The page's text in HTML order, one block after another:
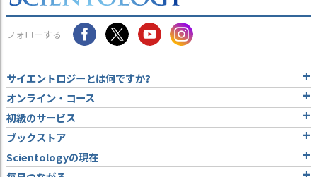
フォローする
サイエントロジーとは何ですか?
オンライン・コース
初級のサービス
ブックストア
Scientologyの現在